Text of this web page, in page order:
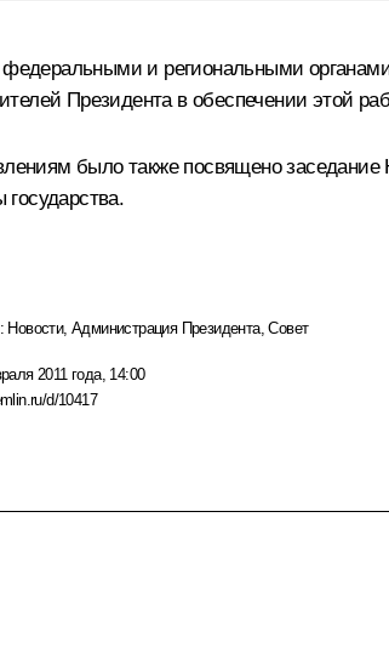
и региональными
Президента в обеспечении этой
было также посвященозаседание
Новости,Администрация Президента,Совет
2011 года, 14:00
d/10417